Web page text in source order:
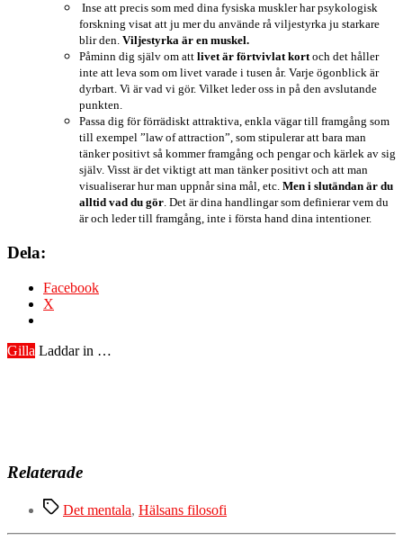
Inse att precis som med dina fysiska muskler har psykologisk
forskning visat att ju mer du använde rå viljestyrka ju starkare
blir den. Viljestyrka är en muskel.
Påminn dig själv om att livet är förtvivlat kortoch det håller
inte att leva som om livet varade i tusen år. Varje ögonblick är
dyrbart. Vi är vad vi gör. Vilket leder oss in på den avslutande
punkten.
Passa dig för förrädiskt attraktiva, enkla vägar till framgång som
till exempel ”law of attraction”, som stipulerar att bara man
tänker positivt så kommer framgång och pengar och kärlek av sig
själv. Visst är det viktigt att man tänker positivt och att man
visualiserar hur man uppnår sina mål, etc. Men i slutändan är du
alltid vad du gör. Det är dina handlingar som definierar vem du
är och leder till framgång, inte i första hand dina intentioner.
Dela:
Facebook
X
Gilla Laddar in …
Relaterade
Etiketter
Det mentala, Hälsans filosofi